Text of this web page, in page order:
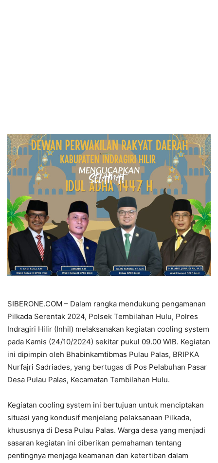
SIBERONE.COM – Dalam rangka mendukung pengamanan
Pilkada Serentak 2024, Polsek Tembilahan Hulu, Polres
Indragiri Hilir (Inhil) melaksanakan kegiatan cooling system
pada Kamis (24/10/2024) sekitar pukul 09.00 WIB. Kegiatan
ini dipimpin oleh Bhabinkamtibmas Pulau Palas, BRIPKA
Nurfajri Sadriades, yang bertugas di Pos Pelabuhan Pasar
Desa Pulau Palas, Kecamatan Tembilahan Hulu.
Kegiatan cooling system ini bertujuan untuk menciptakan
situasi yang kondusif menjelang pelaksanaan Pilkada,
khususnya di Desa Pulau Palas. Warga desa yang menjadi
sasaran kegiatan ini diberikan pemahaman tentang
pentingnya menjaga keamanan dan ketertiban dalam